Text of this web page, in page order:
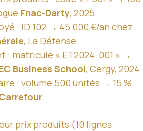
Fnac-Darty, 2025.
: ID 102 → 45 000 €/an chez
, La Défense.
: matricule « ET2024-001 » →
Business School, Cergy, 2024.
: volume 500 unités → 15 %
.
prix produits (10 lignes